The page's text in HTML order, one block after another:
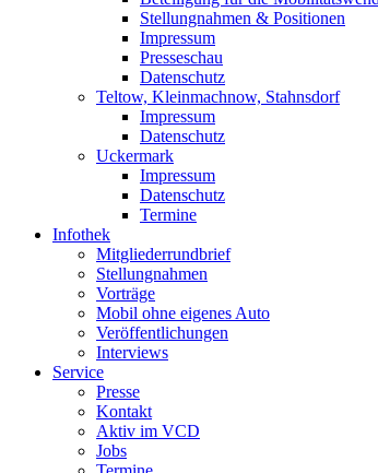
Stellungnahmen & Positionen
Impressum
Presseschau
Datenschutz
Teltow, Kleinmachnow, Stahnsdorf
Impressum
Datenschutz
Uckermark
Impressum
Datenschutz
Termine
Infothek
Mitgliederrundbrief
Stellungnahmen
Vorträge
Mobil ohne eigenes Auto
Veröffentlichungen
Interviews
Service
Presse
Kontakt
Aktiv im VCD
Jobs